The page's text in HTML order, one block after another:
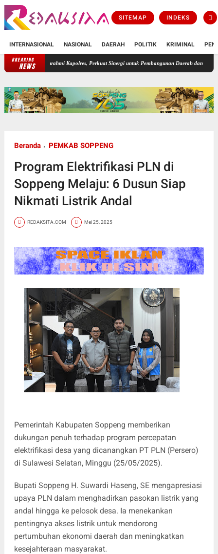
SITEMAP INDEKS
INTERNASIONAL NASIONAL DAERAH POLITIK KRIMINAL
BREAKING
NEWS
Kapolres, Perkuat Sinergi untuk Pembangunan Daerah dan Kamtibmas.
Beranda PEMKAB SOPPENG
Program Elektrifikasi PLN di
Soppeng Melaju: 6 Dusun Siap
Nikmati Listrik Andal
REDAKSITA.COM Mei 25, 2025
Pemerintah Kabupaten Soppeng memberikan
dukungan penuh terhadap program percepatan
elektrifikasi desa yang dicanangkan PT PLN (Persero)
di Sulawesi Selatan, Minggu (25/05/2025).
Bupati Soppeng H. Suwardi Haseng, SE mengapresiasi
upaya PLN dalam menghadirkan pasokan listrik yang
andal hingga ke pelosok desa. Ia menekankan
pentingnya akses listrik untuk mendorong
pertumbuhan ekonomi daerah dan meningkatkan
kesejahteraan masyarakat.